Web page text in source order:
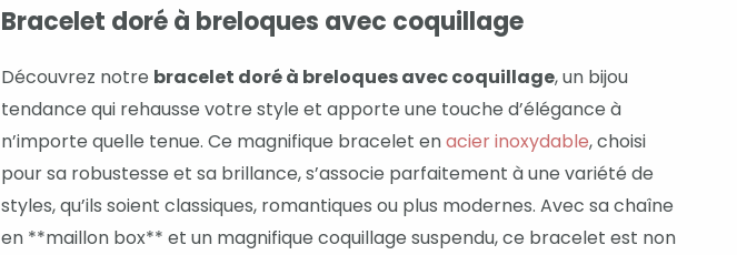
Bracelet doré à breloques avec coquillage
Découvrez notre bracelet doré à breloques avec coquillage, un bijou
tendance qui rehausse votre style et apporte une touche d’élégance à
n’importe quelle tenue. Ce magnifique bracelet enacier inoxydable, choisi
pour sa robustesse et sa brillance, s’associe parfaitement à une variété de
styles, qu’ils soient classiques, romantiques ou plus modernes. Avec sa chaîne
en **maillon box** et un magnifique coquillage suspendu, ce bracelet est non